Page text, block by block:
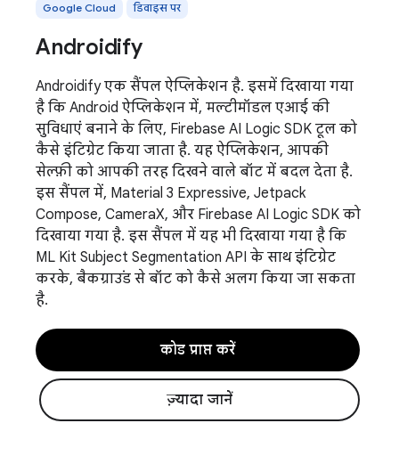
Google Cloud डिवाइस पर
Androidify
Androidify एक सैंपल ऐप्लिकेशन है. इसमें दिखाया गया
है कि Android ऐप्लिकेशन में, मल्टीमॉडल एआई की
सुविधाएं बनाने के लिए, Firebase AI Logic SDK टूल को
कैसे इंटिग्रेट किया जाता है. यह ऐप्लिकेशन, आपकी
सेल्फ़ी को आपकी तरह दिखने वाले बॉट में बदल देता है.
इस सैंपल में, Material 3 Expressive, Jetpack
Compose, CameraX, और Firebase AI Logic SDK को
दिखाया गया है. इस सैंपल में यह भी दिखाया गया है कि
ML Kit Subject Segmentation API के साथ इंटिग्रेट
करके, बैकग्राउंड से बॉट को कैसे अलग किया जा सकता
है.
कोड प्राप्त करें
ज़्यादा जानें